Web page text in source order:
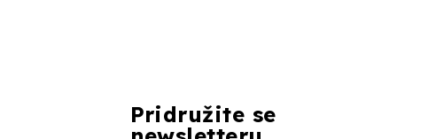
Pridružite se